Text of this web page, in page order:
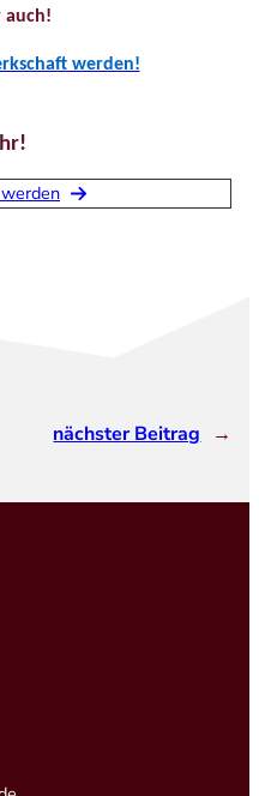
auch!
werden!
nächster Beitrag →